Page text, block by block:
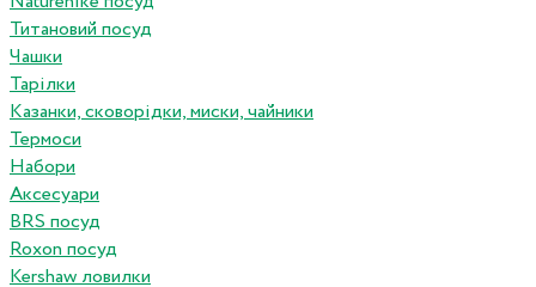
Титановий посуд
Чашки
Тарілки
Казанки, сковорідки, миски, чайники
Термоси
Набори
Аксесуари
BRS посуд
Roxon посуд
Kershaw ловилки